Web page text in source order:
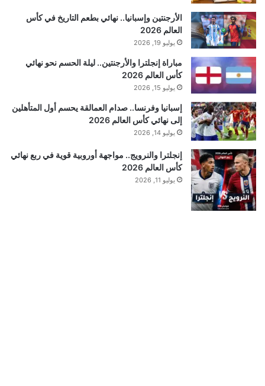
الأرجنتين وإسبانيا.. نهائي بطعم التاريخ في كأس
العالم 2026
يوليو 19, 2026
مباراة إنجلترا والأرجنتين.. ليلة الحسم نحو نهائي
كأس العالم 2026
يوليو 15, 2026
إسبانيا وفرنسا.. صدام العمالقة يحسم أول المتأهلين
إلى نهائي كأس العالم 2026
يوليو 14, 2026
إنجلترا والنرويج.. مواجهة أوروبية قوية في ربع نهائي
كأس العالم 2026
يوليو 11, 2026